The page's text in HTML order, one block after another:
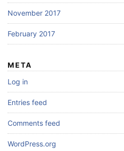
November 2017
February 2017
META
Log in
Entries feed
Comments feed
WordPress.org